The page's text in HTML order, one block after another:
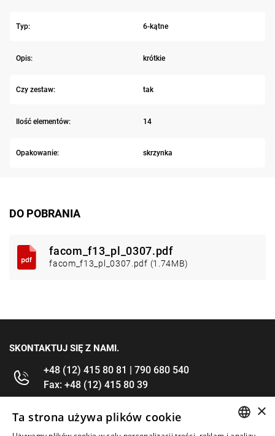
Typ: 6-kątne
Opis: krótkie
Czy zestaw: tak
Ilość elementów: 14
Opakowanie: skrzynka
DO POBRANIA
facom_f13_pl_0307.pdf
facom_f13_pl_0307.pdf (1.74MB)
SKONTAKTUJ SIĘ Z NAMI.
+48 (12) 415 80 81 | 790 680 540
Fax: +48 (12) 415 80 39
kontakt@im-narzedzia.pl ×
Ta strona używa plików cookie